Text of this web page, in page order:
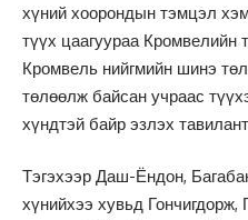
хүний хоорондын тэмцэл
түүх цаагуураа Кромвелийн
Кромвель нийгмийн шинэ
төлөөлж байсан учраас
хүндтэй байр эзлэх
Тэгэхээр Даш-Ёндон,
хүнийхээ хувьд Гончигдорж,